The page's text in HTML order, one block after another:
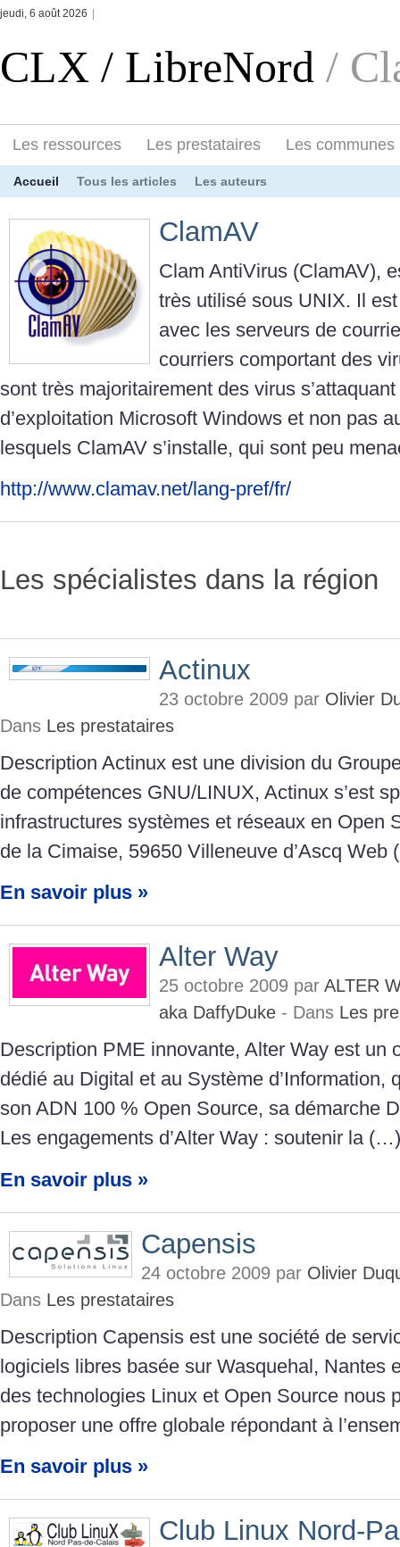
jeudi, 6 août 2026
CLX / LibreNord /
Les ressources Les prestataires Les communes
Accueil Tous les articles Les auteurs
ClamAV
Clam AntiVirus (ClamAV),
très utilisé sous UNIX. Il
avec les serveurs de
courriers comportant des
sont très majoritairement des virus
d’exploitation Microsoft Windows et non pas
lesquels ClamAV s’installe, qui sont peu
http://www.clamav.net/lang-pref/fr/
Les spécialistes dans la région
Actinux
23 octobre 2009 par Olivier
Dans Les prestataires
Description Actinux est une division du
de compétences GNU/LINUX, Actinux s’est
infrastructures systèmes et réseaux en Open
de la Cimaise, 59650 Villeneuve d’Ascq
En savoir plus »
Alter Way
25 octobre 2009 par ALTER
aka DaffyDuke - Dans Les
Description PME innovante, Alter Way est un
dédié au Digital et au Système d’Information,
son ADN 100 % Open Source, sa démarche
Les engagements d’Alter Way : soutenir la (…)
En savoir plus »
Capensis
24 octobre 2009 par Olivier
Dans Les prestataires
Description Capensis est une société de
logiciels libres basée sur Wasquehal, Nantes
des technologies Linux et Open Source nous
proposer une offre globale répondant à
En savoir plus »
Club Linux Nord-